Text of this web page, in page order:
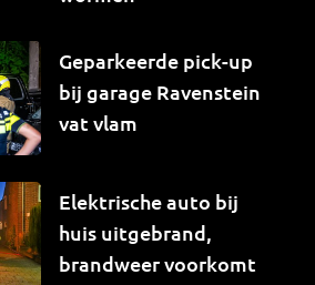
Geparkeerde pick-up
bij garage Ravenstein
vat vlam
Elektrische auto bij
huis uitgebrand,
brandweer voorkomt